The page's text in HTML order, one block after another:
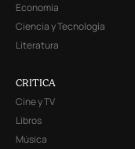
Economía
Ciencia y Tecnología
Literatura
CRITICA
Cine y TV
Libros
Música